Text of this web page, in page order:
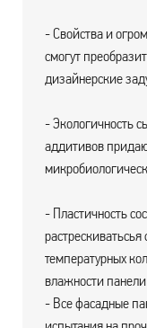
- Свойства и
смогут
дизайнерские
- Экологичность
аддитивов
- Пластичность
температурных
влажности
- Все фасадные